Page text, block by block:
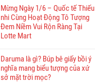
Mừng Ngày 1/6 – Quốc tế Thiếu
nhi Cùng Hoạt Động Tô Tượng
Đem Niềm Vui Rộn Ràng Tại
Lotte Mart
Daruma là gì? Búp bê giấy bồi ý
nghĩa mang biểu tượng của xứ
sở mặt trời mọc?